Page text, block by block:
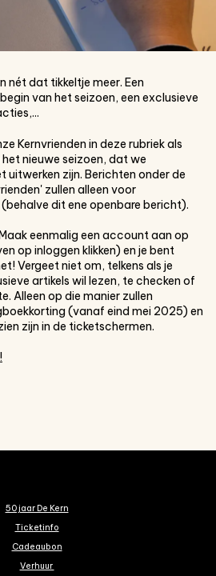
nét dat tikkeltje meer. Een
van het seizoen, een exclusieve
Kernvrienden in deze rubriek als
nieuwe seizoen, dat we
uitwerken zijn. Berichten onder de
zullen alleen voor
dit ene openbare bericht).
eenmalig een account aan op
op inloggen klikken) en je bent
Vergeet niet om, telkens als je
artikels wil lezen, te checken of
Alleen op die manier zullen
(vanaf eind mei 2025) en
zijn in de ticketschermen.
50 jaar De Kern
Ticketinfo
Cadeaubon
Verhuur